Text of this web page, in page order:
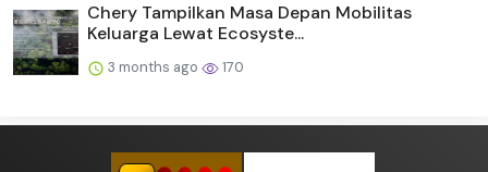
Chery Tampilkan Masa Depan Mobilitas
Keluarga Lewat Ecosyste...
3 months ago 170